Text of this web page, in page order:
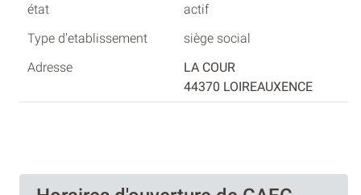
actif
siège social
LA COUR
44370 LOIREAUXENCE